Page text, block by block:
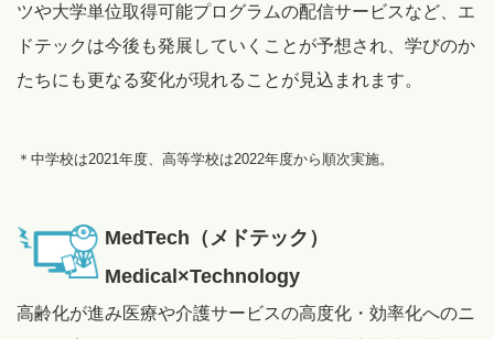
ツや大学単位取得可能プログラムの配信サービスなど、エ
ドテックは今後も発展していくことが予想され、学びのか
たちにも更なる変化が現れることが見込まれます。
＊中学校は2021年度、高等学校は2022年度から順次実施。
MedTech（メドテック）
Medical×Technology
高齢化が進み医療や介護サービスの高度化・効率化へのニ